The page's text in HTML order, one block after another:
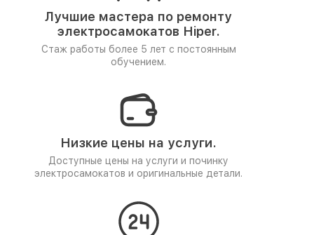
Лучшие мастера по ремонту
электросамокатов Hiper.
Стаж работы более 5 лет с постоянным
обучением.
Низкие цены на услуги.
Доступные цены на услуги и починку
электросамокатов и оригинальные детали.